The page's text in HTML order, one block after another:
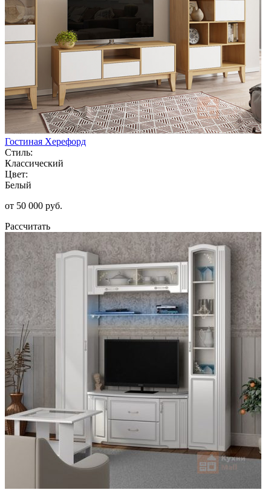
Гостиная Херефорд
Стиль:
Классический
Цвет:
Белый
от 50 000 руб.
Рассчитать